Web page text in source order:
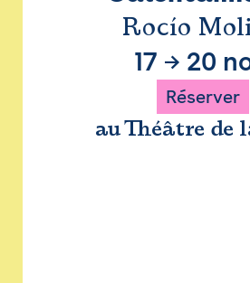
Rocío
17 → 20
Réserver
au Théâtre de